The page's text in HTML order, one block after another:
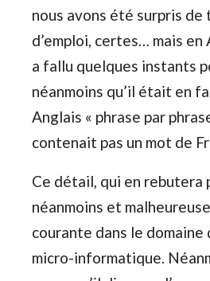
nous avons été surpris de
d’emploi, certes… mais en
a fallu quelques instants
néanmoins qu’il était en
Anglais « phrase par
contenait pas un mot de
Ce détail, qui en rebutera
néanmoins et
courante dans le domaine
micro-informatique.